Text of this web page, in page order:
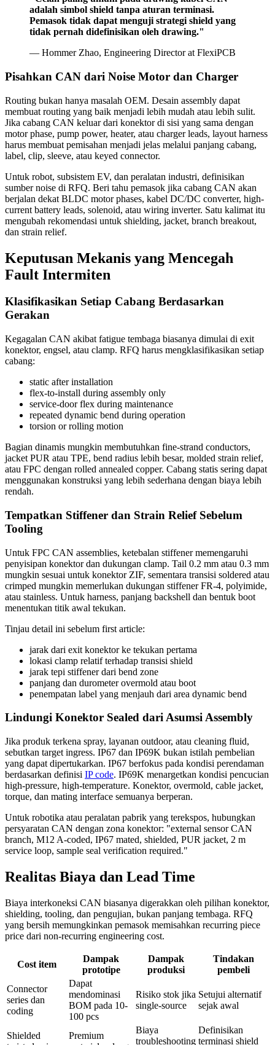
adalah simbol shield tanpa aturan terminasi.
Pemasok tidak dapat menguji strategi shield yang
tidak pernah didefinisikan oleh drawing."
— Hommer Zhao, Engineering Director at FlexiPCB
Pisahkan CAN dari Noise Motor dan Charger
Routing bukan hanya masalah OEM. Desain assembly dapat
membuat routing yang baik menjadi lebih mudah atau lebih sulit.
Jika cabang CAN keluar dari konektor di sisi yang sama dengan
motor phase, pump power, heater, atau charger leads, layout harness
harus membuat pemisahan menjadi jelas melalui panjang cabang,
label, clip, sleeve, atau keyed connector.
Untuk robot, subsistem EV, dan peralatan industri, definisikan
sumber noise di RFQ. Beri tahu pemasok jika cabang CAN akan
berjalan dekat BLDC motor phases, kabel DC/DC converter, high-
current battery leads, solenoid, atau wiring inverter. Satu kalimat itu
mengubah rekomendasi untuk shielding, jacket, branch breakout,
dan strain relief.
Keputusan Mekanis yang Mencegah
Fault Intermiten
Klasifikasikan Setiap Cabang Berdasarkan
Gerakan
Kegagalan CAN akibat fatigue tembaga biasanya dimulai di exit
konektor, engsel, atau clamp. RFQ harus mengklasifikasikan setiap
cabang:
static after installation
flex-to-install during assembly only
service-door flex during maintenance
repeated dynamic bend during operation
torsion or rolling motion
Bagian dinamis mungkin membutuhkan fine-strand conductors,
jacket PUR atau TPE, bend radius lebih besar, molded strain relief,
atau FPC dengan rolled annealed copper. Cabang statis sering dapat
menggunakan konstruksi yang lebih sederhana dengan biaya lebih
rendah.
Tempatkan Stiffener dan Strain Relief Sebelum
Tooling
Untuk FPC CAN assemblies, ketebalan stiffener memengaruhi
penyisipan konektor dan dukungan clamp. Tail 0.2 mm atau 0.3 mm
mungkin sesuai untuk konektor ZIF, sementara transisi soldered atau
crimped mungkin memerlukan dukungan stiffener FR-4, polyimide,
atau stainless. Untuk harness, panjang backshell dan bentuk boot
menentukan titik awal tekukan.
Tinjau detail ini sebelum first article:
jarak dari exit konektor ke tekukan pertama
lokasi clamp relatif terhadap transisi shield
jarak tepi stiffener dari bend zone
panjang dan durometer overmold atau boot
penempatan label yang menjauh dari area dynamic bend
Lindungi Konektor Sealed dari Asumsi Assembly
Jika produk terkena spray, layanan outdoor, atau cleaning fluid,
sebutkan target ingress. IP67 dan IP69K bukan istilah pembelian
yang dapat dipertukarkan. IP67 berfokus pada kondisi perendaman
berdasarkan definisi IP code. IP69K menargetkan kondisi pencucian
high-pressure, high-temperature. Konektor, overmold, cable jacket,
torque, dan mating interface semuanya berperan.
Untuk robotika atau peralatan pabrik yang terekspos, hubungkan
persyaratan CAN dengan zona konektor: "external sensor CAN
branch, M12 A-coded, IP67 mated, shielded, PUR jacket, 2 m
service loop, sample seal verification required."
Realitas Biaya dan Lead Time
Biaya interkoneksi CAN biasanya digerakkan oleh pilihan konektor,
shielding, tooling, dan pengujian, bukan panjang tembaga. RFQ
yang bersih memungkinkan pemasok memisahkan recurring piece
price dari non-recurring engineering cost.
Cost item
Dampak
prototipe
Dampak
produksi
Tindakan
pembeli
Connector
series dan
coding
Dapat
mendominasi
BOM pada 10-
100 pcs
Risiko stok jika
single-source
Setujui alternatif
sejak awal
Shielded
Premium
Biaya
troubleshooting
Definisikan
terminasi shield